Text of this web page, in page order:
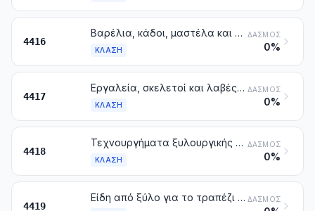
4416
Βαρέλια, κάδοι, μαστέλα και άλλα τεχνουργήματα βαρελοποιίας και τα μέρη τους, από ξύλο, στα οποία περιλαμβάνονται και οι δούγες
ΚΛΆΣΗ
ΔΑΣΜΌΣ
0%
4417
Εργαλεία, σκελετοί και λαβές εργαλείων, σκελετοί για ψήκτρες, λαβές για σκούπες ή ψήκτρες από ξύλο. Καλούπια, καλαπόδια και τανυτήρες για υποδήματα από ξύλο
ΚΛΆΣΗ
ΔΑΣΜΌΣ
0%
4418
Τεχνουργήματα ξυλουργικής και τεμάχια σκελετών για οικοδομές, στα οποία περιλαμβάνονται και οι κυψελώδεις πλάκες-διαφράγματα, συναρμολογημένες πλάκες για την επικάλυψη πατωμάτων και τα πέταυρα (shingles και shakes), από ξύλο
ΚΛΆΣΗ
ΔΑΣΜΌΣ
0%
4419
Είδη από ξύλο για το τραπέζι ή την κουζίνα ΔΑΣΜΌΣ